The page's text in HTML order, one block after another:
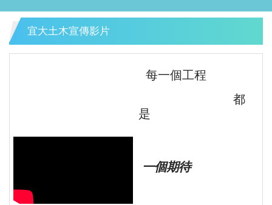
宜大土木宣傳影片
每一個工程
都
是
一個期待